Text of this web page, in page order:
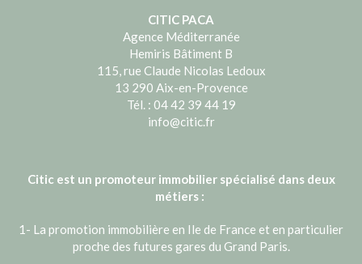
CITIC PACA
Agence Méditerranée
Hemiris Bâtiment B
115, rue Claude Nicolas Ledoux
13 290 Aix-en-Provence
Tél. : 04 42 39 44 19
info@citic.fr
Citic est un promoteur immobilier spécialisé dans deux
métiers :
1- La promotion immobilière en Ile de France et en particulier
proche des futures gares du Grand Paris.